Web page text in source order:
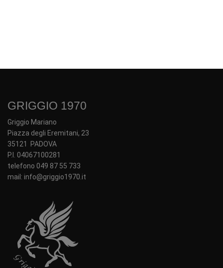
GRIGGIO 1970
Griggio Mariano
Piazza degli Eremitani, 23
35121 PADOVA
P.I. 04067100281
telefono 049 87 55 733
mail: info@griggio1970.it